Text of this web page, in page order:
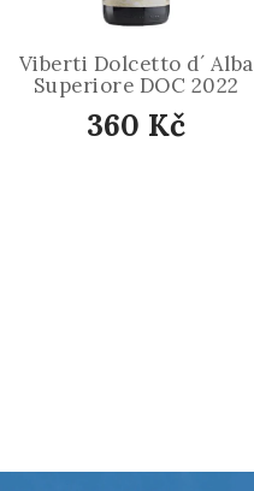
Viberti Dolcetto d´ Alba
Superiore DOC 2022
360 Kč